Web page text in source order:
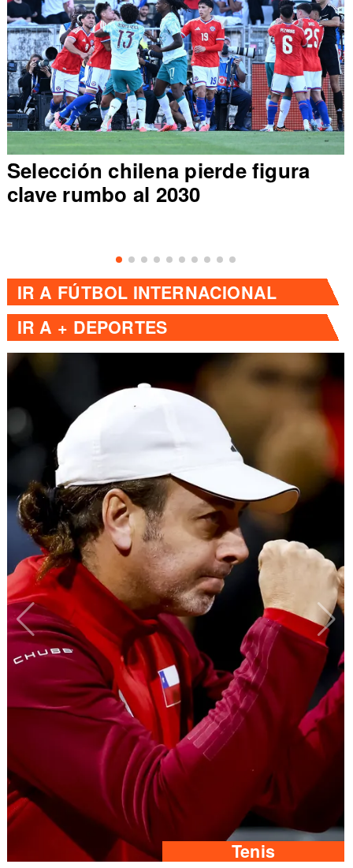
Selección chilena pierde figura
clave rumbo al 2030
IR A FÚTBOL INTERNACIONAL
IR A + DEPORTES
Tenis